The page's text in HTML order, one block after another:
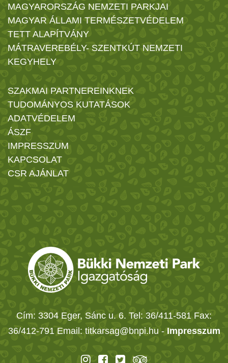
MAGYARORSZÁG NEMZETI PARKJAI
MAGYAR ÁLLAMI TERMÉSZETVÉDELEM
TETT ALAPÍTVÁNY
MÁTRAVEREBÉLY- SZENTKÚT NEMZETI
KEGYHELY
SZAKMAI PARTNEREINKNEK
TUDOMÁNYOS KUTATÁSOK
ADATVÉDELEM
ÁSZF
IMPRESSZUM
KAPCSOLAT
CSR AJÁNLAT
Cím: 3304 Eger, Sánc u. 6. Tel: 36/411-581 Fax:
36/412-791 Email: titkarsag@bnpi.hu - Impresszum